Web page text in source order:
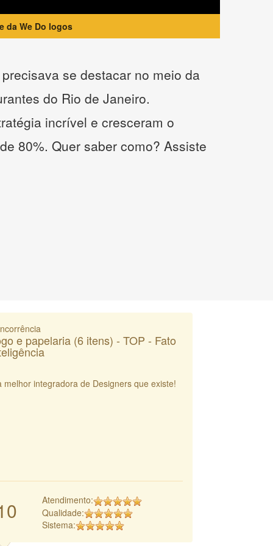
da We Do logos
se destacar no meio da
do Rio de Janeiro.
incrível e cresceram o
80%. Quer saber como? Assiste
e papelaria (6 itens) - TOP - Fato
melhor integradora de Designers que existe!
Atendimento:
Qualidade:
Sistema: